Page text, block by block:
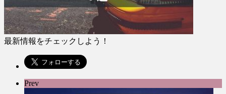
最新情報をチェックしよう！
Prev